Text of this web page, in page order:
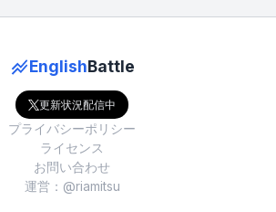
EnglishBattle
更新状況配信中
プライバシーポリシー
ライセンス
お問い合わせ
運営：@riamitsu